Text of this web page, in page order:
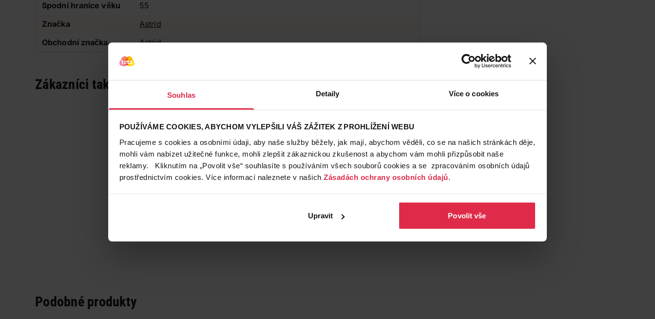
Souhlas Detaily Více o cookies
POUŽÍVÁME COOKIES, ABYCHOM VYLEPŠILI VÁŠ ZÁŽITEK Z PROHLÍŽENÍ WEBU
Pracujeme s cookies a osobními údaji, aby naše služby běžely, jak mají, abychom věděli, co se na našich stránkách děje,
mohli vám nabízet užitečné funkce, mohli zlepšit zákaznickou zkušenost a abychom vám mohli přizpůsobit naše
reklamy. Kliknutím na „Povolit vše“ souhlasíte s používáním všech souborů cookies a se zpracováním osobních údajů
prostřednictvím cookies. Více informací naleznete v našich Zásadách ochrany osobních údajů.
Upravit Povolit vše
Spodní hranice věku
55
Značka
Astrid
Obchodní značka
Astrid
Zákazníci také často nakupují
Podobné produkty